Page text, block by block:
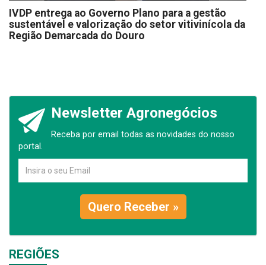
IVDP entrega ao Governo Plano para a gestão
sustentável e valorização do setor vitivinícola da
Região Demarcada do Douro
Newsletter Agronegócios
Receba por email todas as novidades do nosso
portal.
Quero Receber »
REGIÕES